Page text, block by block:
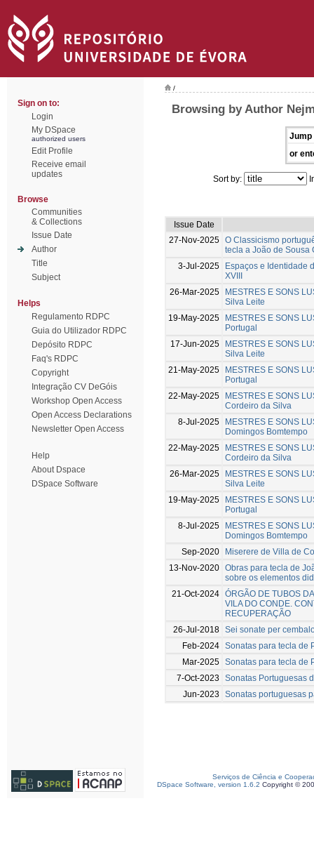
Sign on to:
Login
My DSpace
authorized users
Edit Profile
Receive email
updates
Browse
Communities
& Collections
Issue Date
Author
Title
Subject
Helps
Regulamento RDPC
Guia do Utilizador RDPC
Depósito RDPC
Faq's RDPC
Copyright
Integração CV DeGóis
Workshop Open Access
Open Access Declarations
Newsletter Open Access
Help
About Dspace
DSpace Software
/
Browsing by Author
Jump
or
Sort by:
Issue Date
27-Nov-2025 O Classicismo
tecla a João de Sousa
3-Jul-2025
Espaços e Identidade
XVIII
26-Mar-2025
MESTRES E SONS
Silva Leite
19-May-2025
MESTRES E SONS
Portugal
17-Jun-2025
MESTRES E SONS
Silva Leite
21-May-2025
MESTRES E SONS
Portugal
22-May-2025
MESTRES E SONS
Cordeiro da Silva
8-Jul-2025
MESTRES E SONS
Domingos Bomtempo
22-May-2025
MESTRES E SONS
Cordeiro da Silva
26-Mar-2025
MESTRES E SONS
Silva Leite
19-May-2025
MESTRES E SONS
Portugal
8-Jul-2025
MESTRES E SONS
Domingos Bomtempo
Sep-2020
Miserere de Villa de
13-Nov-2020 Obras para tecla de
sobre os elementos
21-Oct-2024 ÓRGÃO DE TUBOS
VILA DO CONDE.
RECUPERAÇÃO
26-Jul-2018 Sei sonate per
Feb-2024 Sonatas para tecla de
Mar-2025 Sonatas para tecla de
7-Oct-2023
Sonatas Portuguesas
Jun-2023
Sonatas portuguesas
Serviços de Ciência e
DSpace Software, version 1.6.2 Copyright ©